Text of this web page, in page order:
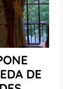
DE